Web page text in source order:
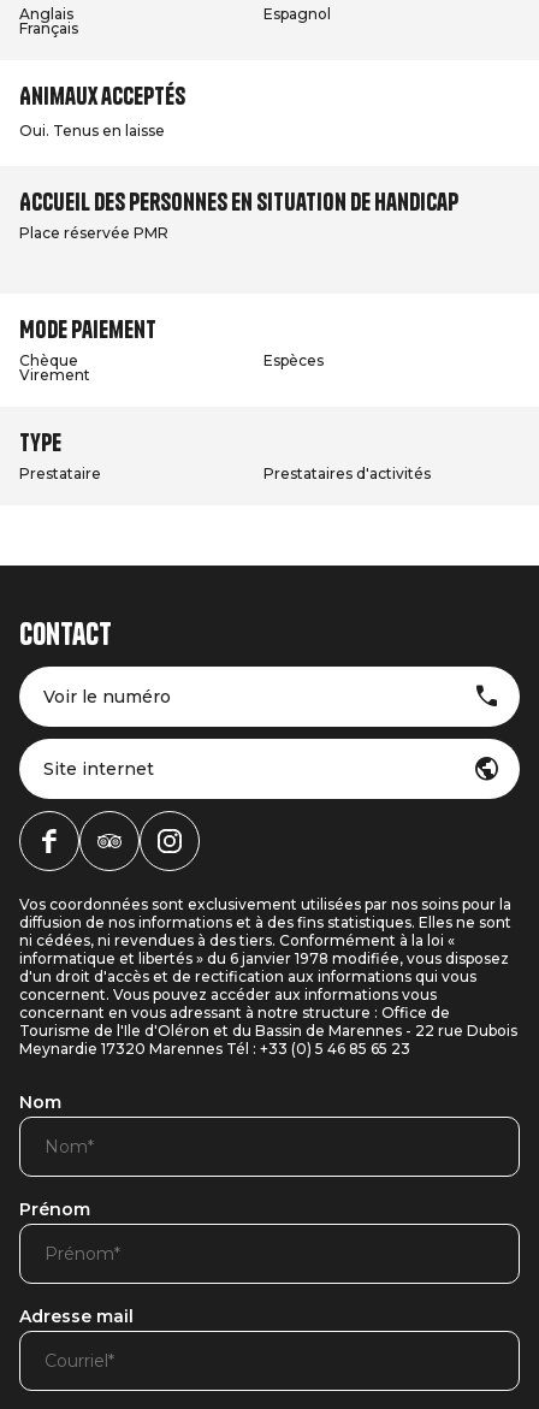
Anglais
Espagnol
Français
Animaux acceptés
Oui. Tenus en laisse
Accueil des personnes en situation de handicap
Place réservée PMR
Mode paiement
Chèque
Espèces
Virement
Type
Prestataire Prestataires d'activités
Contact
Voir le numéro
Site internet
Vos coordonnées sont exclusivement utilisées par nos soins pour la
diffusion de nos informations et à des fins statistiques. Elles ne sont
ni cédées, ni revendues à des tiers. Conformément à la loi «
informatique et libertés » du 6 janvier 1978 modifiée, vous disposez
d'un droit d'accès et de rectification aux informations qui vous
concernent. Vous pouvez accéder aux informations vous
concernant en vous adressant à notre structure : Office de
Tourisme de l'Ile d'Oléron et du Bassin de Marennes - 22 rue Dubois
Meynardie 17320 Marennes Tél : +33 (0) 5 46 85 65 23
Nom
Prénom
Adresse mail